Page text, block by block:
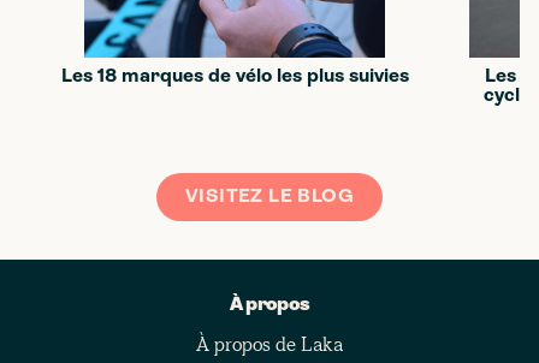
Les 18 marques de vélo les plus suivies
Les
VISITEZ LE BLOG
À propos
À propos de Laka